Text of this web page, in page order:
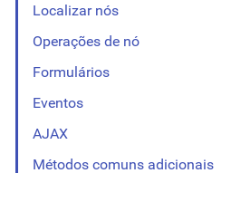
Localizar nós
Operações de nó
Formulários
Eventos
AJAX
Métodos comuns adicionais